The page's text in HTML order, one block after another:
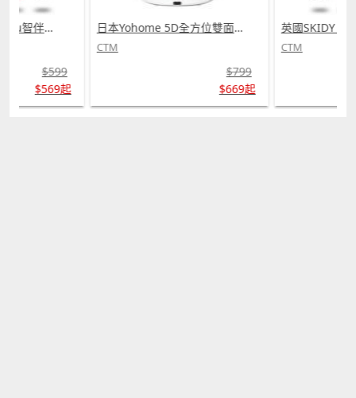
英國SKIDY SmartEdu智伴高清流暢五重定位遠控180°旋攝雙向視頻海外適配兒童智能手錶PRO (需訂貨)
$599
$569起
日本Yohome 5D全方位雙面雙葉對流淨化智能語音伸縮循環扇 PRO (需訂貨)
CTM
$799
$669起
CTM